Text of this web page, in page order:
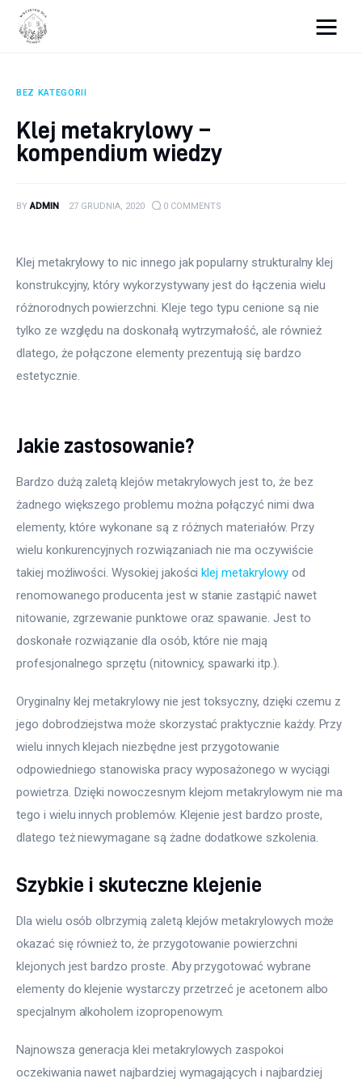
Remont
BEZ KATEGORII
Klej metakrylowy –
kompendium wiedzy
BY ADMIN 27 GRUDNIA, 2020 0 COMMENTS
Klej metakrylowy to nic innego jak popularny strukturalny klej
konstrukcyjny, który wykorzystywany jest do łączenia wielu
różnorodnych powierzchni. Kleje tego typu cenione są nie
tylko ze względu na doskonałą wytrzymałość, ale również
dlatego, że połączone elementy prezentują się bardzo
estetycznie.
Jakie zastosowanie?
Bardzo dużą zaletą klejów metakrylowych jest to, że bez
żadnego większego problemu można połączyć nimi dwa
elementy, które wykonane są z różnych materiałów. Przy
wielu konkurencyjnych rozwiązaniach nie ma oczywiście
takiej możliwości. Wysokiej jakości klej metakrylowy od
renomowanego producenta jest w stanie zastąpić nawet
nitowanie, zgrzewanie punktowe oraz spawanie. Jest to
doskonałe rozwiązanie dla osób, które nie mają
profesjonalnego sprzętu (nitownicy, spawarki itp.).
Oryginalny klej metakrylowy nie jest toksyczny, dzięki czemu z
jego dobrodziejstwa może skorzystać praktycznie każdy. Przy
wielu innych klejach niezbędne jest przygotowanie
odpowiedniego stanowiska pracy wyposażonego w wyciągi
powietrza. Dzięki nowoczesnym klejom metakrylowym nie ma
tego i wielu innych problemów. Klejenie jest bardzo proste,
dlatego też niewymagane są żadne dodatkowe szkolenia.
Szybkie i skuteczne klejenie
Dla wielu osób olbrzymią zaletą klejów metakrylowych może
okazać się również to, że przygotowanie powierzchni
klejonych jest bardzo proste. Aby przygotować wybrane
elementy do klejenie wystarczy przetrzeć je acetonem albo
specjalnym alkoholem izopropenowym.
Najnowsza generacja klei metakrylowych zaspokoi
oczekiwania nawet najbardziej wymagających i najbardziej